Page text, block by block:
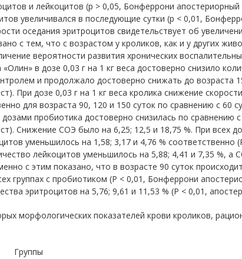
и лейкоцитов (р > 0,05, Бонферрони апостериорный
увеличивался в последующие сутки (р < 0,01,
оседания эритроцитов свидетельствует об
с тем, что с возрастом у кроликов, как и у других
вероятности развития хронических
в дозе 0,03 г на 1 кг веса достоверно снизило
и продолжало достоверно снижать до возраста
При дозе 0,03 г на 1 кг веса кролика снижение
для возраста 90, 120 и 150 суток по сравнению с 60
дозами пробиотика достоверно снизилась по сравнению
Снижение СОЭ было на 6,25; 12,5 и 18,75 %. При всех
уменьшилось на 1,58; 3,17 и 4,76 % соответственно (
лейкоцитов уменьшилось на 5,88; 4,41 и 7,35 %, а
с этим показано, что в возрасте 90 суток
группах с пробиотиком (P < 0,01, Бонферрони
эритроцитов на 5,76; 9,61 и 11,53 % (P < 0,01,
морфологических показателей крови кроликов,
Группы